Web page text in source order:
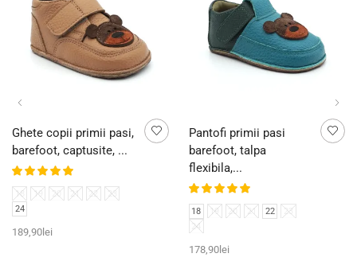
Ghete copii primii pasi,
barefoot, captusite, ...
18 19 20 21 22
23
24
189,90 lei
Pantofi primii pasi
barefoot, talpa
flexibila,...
18 19 20 21 22
23
24
178,90lei